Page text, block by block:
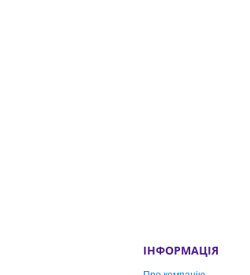
ІНФОРМАЦІЯ